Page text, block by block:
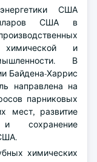
США
США в
и
В
Байдена-Харрис
направлена на
парниковых
мест, развитие
сохранение
химических